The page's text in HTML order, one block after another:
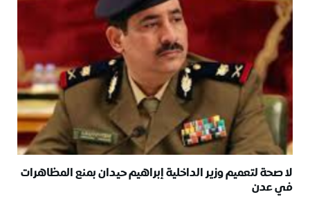
لا صحة لتعميم وزير الداخلية إبراهيم حيدان بمنع المظاهرات
في عدن